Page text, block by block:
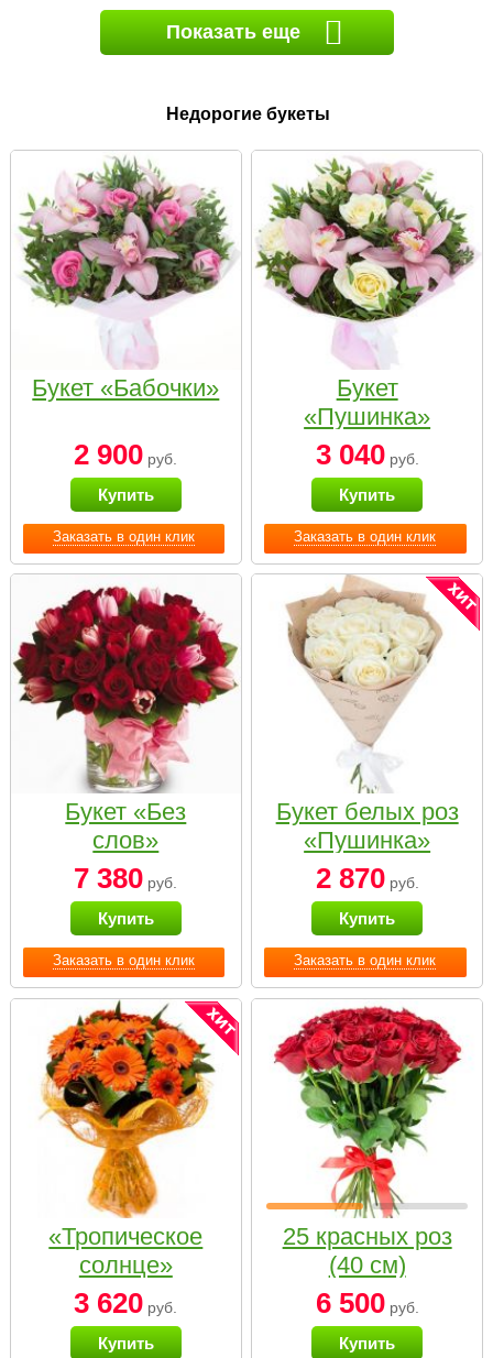
Показать еще
Недорогие букеты
Заказать в один клик
Букет «Бабочки»
2 900 руб.
Купить
Заказать в один клик
Букет
«Пушинка»
3 040руб.
Купить
Заказать в один клик
Букет «Без
слов»
7 380 руб.
Купить
Заказать в один клик
Букет белых роз
«Пушинка»
2 870руб.
Купить
«Тропическое
солнце»
3 620 руб.
Купить
25 красных роз
(40 см)
6 500руб.
Купить